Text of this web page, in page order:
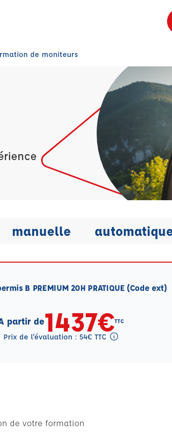
de moniteurs
manuelle
B PREMIUM 20H PRATIQUE (Code ext)
partir de1437€TTC
Prix de l'évaluation : 54€ TTC
de votre formation